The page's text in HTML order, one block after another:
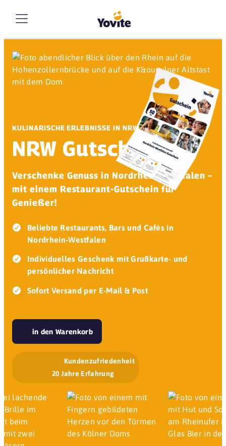
KULINARISCHE ERLEBNISSE IN NRW
NRW Gutschein
Verschenke Genuss in Nordrhein-Westfalen –
mit einem Restaurant-Gutschein für
Genießer!
Beliebte Restaurants, Bars und Cafés in
Nordrhein-Westfalen
Individuelles Geschenk mit Grußkarte- und
persönlicher Nachricht
Sofort Versand per E-Mail & Post
in den Warenkorb
Kundenzufriedenheit
20 Jahre Erfahrung